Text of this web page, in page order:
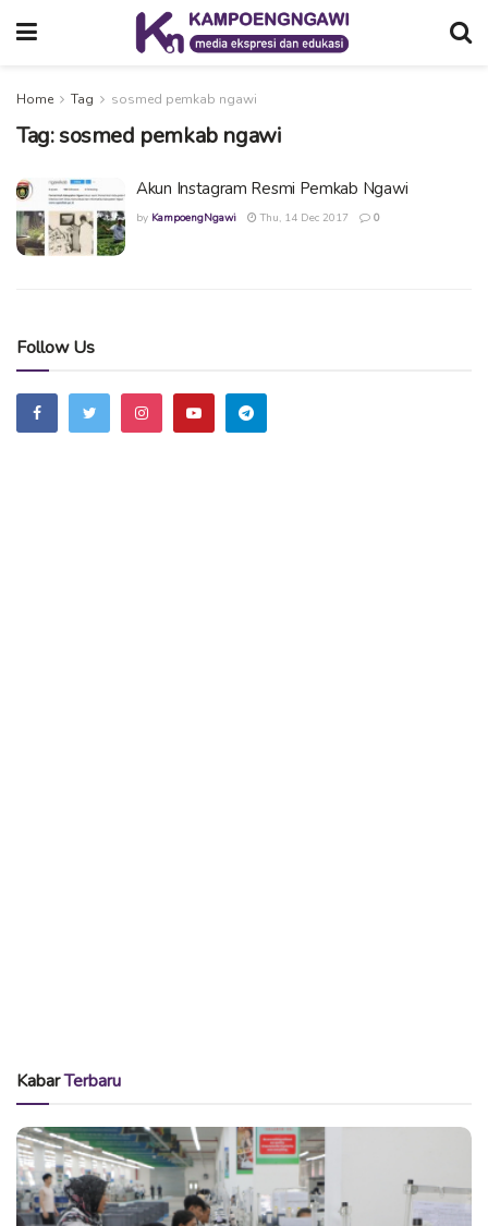
Home Tag sosmed pemkab ngawi
Tag:sosmed pemkab ngawi
Akun Instagram Resmi Pemkab Ngawi
by KampoengNgawi Thu, 14 Dec 2017 0
Follow Us
KabarTerbaru